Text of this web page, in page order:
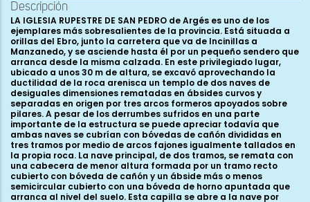
Descripción
LA IGLESIA RUPESTRE DE SAN PEDRO de Argés es uno de los
ejemplares más sobresalientes de la provincia. Está situada a
orillas del Ebro, junto la carretera que va de Incinillas a
Manzanedo, y se asciende hasta él por un pequeño sendero que
arranca desde la misma calzada. En este privilegiado lugar,
ubicado a unos 30 m de altura, se excavó aprovechando la
ductilidad de la roca arenisca un templo de dos naves de
desiguales dimensiones rematadas en ábsides curvos y
separadas en origen por tres arcos formeros apoyados sobre
pilares. A pesar de los derrumbes sufridos en una parte
importante de la estructura se puede apreciar todavía que
ambas naves se cubrían con bóvedas de cañón divididas en
tres tramos por medio de arcos fajones igualmente tallados en
la propia roca. La nave principal, de dos tramos, se remata con
una cabecera de menor altura formada por un tramo recto
cubierto con bóveda de cañón y un ábside más o menos
semicircular cubierto con una bóveda de horno apuntada que
arranca al nivel del suelo. Esta capilla se abre a la nave por